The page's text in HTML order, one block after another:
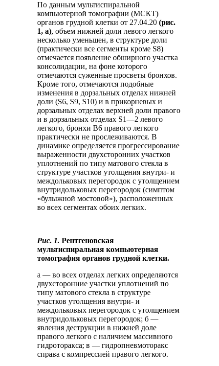
По данным мультиспиральной
компьютерной томографии (МСКТ)
органов грудной клетки от 27.04.20(рис.
1, а), объем нижней доли левого легкого
несколько уменьшен, в структуре доли
(практически все сегменты кроме S8)
отмечается появление обширного участка
консолидации, на фоне которого
отмечаются суженные просветы бронхов.
Кроме того, отмечаются подобные
изменения в дорзальных отделах нижней
доли (S6, S9, S10) и в прикорневых и
дорзальных отделах верхней доли правого
и в дорзальных отделах S1—2 левого
легкого, бронхи B6 правого легкого
практически не прослеживаются. В
динамике определяется прогрессирование
выраженности двухсторонних участков
уплотнений по типу матового стекла в
структуре участков утолщения внутри- и
междольковых перегородок с утолщением
внутридольковых перегородок (симптом
«булыжной мостовой»), расположенных
во всех сегментах обоих легких.
Рис. 1. Рентгеновская
мультиспиральная компьютерная
томография органов грудной клетки.
а — во всех отделах легких определяются
двухсторонние участки уплотнений по
типу матового стекла в структуре
участков утолщения внутри- и
междольковых перегородок с утолщением
внутридольковых перегородок; б —
явления деструкции в нижней доле
правого легкого с наличием массивного
гидроторакса; в — гидропневмоторакс
справа с компрессией правого легкого.